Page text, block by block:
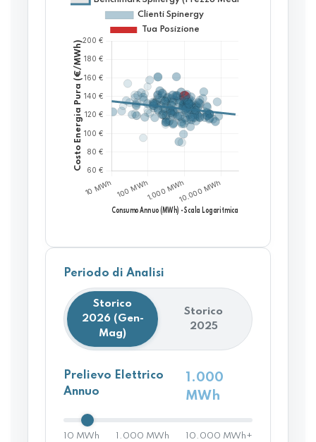
Periodo di Analisi
Storico
2026 (Gen-
Mag)
Storico
2025
Prelievo Elettrico
Annuo
1.000
MWh
10 MWh 1.000 MWh 10.000 MWh+